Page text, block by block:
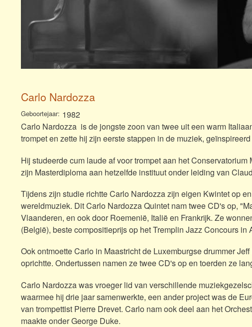
Carlo Nardozza
Geboortejaar 1982
Carlo Nardozza is de jongste zoon van twee uit een warm
trompet en zette hij zijn eerste stappen in de muziek,
Hij studeerde cum laude af voor trompet aan het
zijn Masterdiploma aan hetzelfde instituut onder leiding van
Tijdens zijn studie richtte Carlo Nardozza zijn eigen Kwintet op
wereldmuziek. Dit Carlo Nardozza Quintet nam twee CD's op,
Vlaanderen, en ook door Roemenië, Italië en Frankrijk. Ze
(België), beste compositieprijs op het Tremplin Jazz Concours
Ook ontmoette Carlo in Maastricht de Luxemburgse drummer
oprichtte. Ondertussen namen ze twee CD's op en toerden ze
Carlo Nardozza was vroeger lid van verschillende
waarmee hij drie jaar samenwerkte, een ander project was de
van trompettist Pierre Drevet. Carlo nam ook deel aan het
maakte onder George Duke.